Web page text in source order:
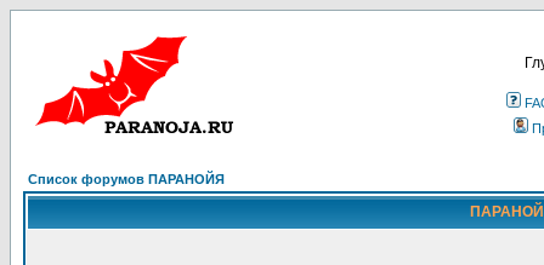
Список форумов ПАРАНОЙЯ